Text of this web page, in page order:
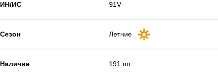
ИН/ИС 91V
Сезон Летние
Наличие 191 шт.